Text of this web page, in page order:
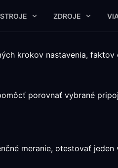
ZDROJE
krokov nastavenia,
porovnať vybrané
meranie, otestovať